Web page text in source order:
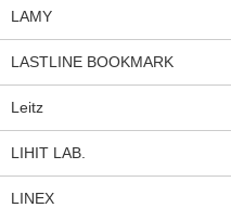
LAMY
LASTLINE BOOKMARK
Leitz
LIHIT LAB.
LINEX